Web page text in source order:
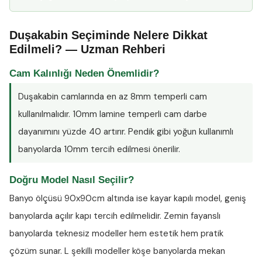
Duşakabin Seçiminde Nelere Dikkat
Edilmeli? — Uzman Rehberi
Cam Kalınlığı Neden Önemlidir?
Duşakabin camlarında en az 8mm temperli cam
kullanılmalıdır. 10mm lamine temperli cam darbe
dayanımını yüzde 40 artırır. Pendik gibi yoğun kullanımlı
banyolarda 10mm tercih edilmesi önerilir.
Doğru Model Nasıl Seçilir?
Banyo ölçüsü 90x90cm altında ise kayar kapılı model, geniş
banyolarda açılır kapı tercih edilmelidir. Zemin fayanslı
banyolarda teknesiz modeller hem estetik hem pratik
çözüm sunar. L şekilli modeller köşe banyolarda mekan